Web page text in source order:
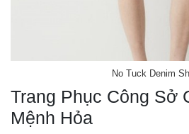
No Tuck Denim
Trang Phục Công Sở
Mệnh Hỏa